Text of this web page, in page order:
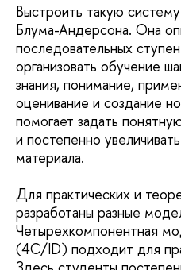
Выстроить такую
Блума-Андерсона. Она
последовательных
организовать обучение
знания, понимание,
оценивание и создание
помогает задать
и постепенно
материала.
Для практических и
разработаны разные
Четырехкомпонентная
(4C/ID) подходит для